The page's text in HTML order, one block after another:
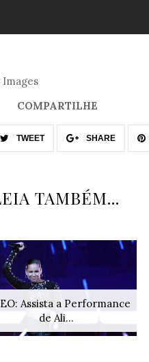
COMPARTILHE
TWEET SHARE
TAMBÉM...
Assista a Performance
de Ali...